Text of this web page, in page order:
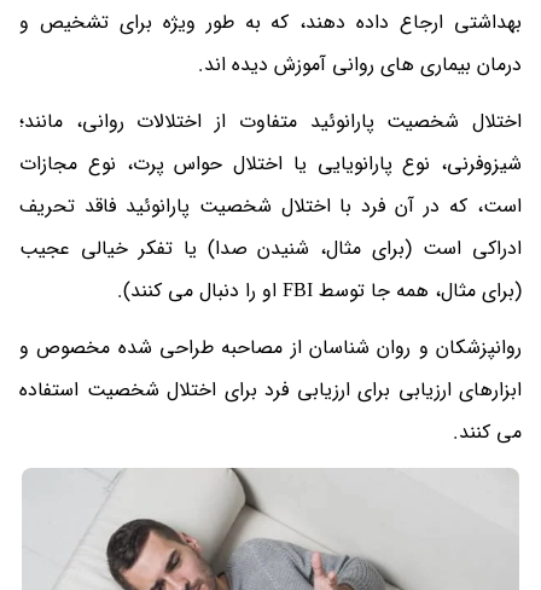
بهداشتی ارجاع داده دهند، که به طور ویژه برای تشخیص و
درمان بیماری های روانی آموزش دیده اند.
اختلال شخصیت پارانوئید متفاوت از اختلالات روانی، مانند؛
شیزوفرنی، نوع پارانویایی یا اختلال حواس پرت، نوع مجازات
است، که در آن فرد با اختلال شخصیت پارانوئید فاقد تحریف
ادراکی است (برای مثال، شنیدن صدا) یا تفکر خیالی عجیب
(برای مثال، همه جا توسط FBI او را دنبال می کنند).
روانپزشکان و روان شناسان از مصاحبه طراحی شده مخصوص و
ابزارهای ارزیابی برای ارزیابی فرد برای اختلال شخصیت استفاده
می کنند.